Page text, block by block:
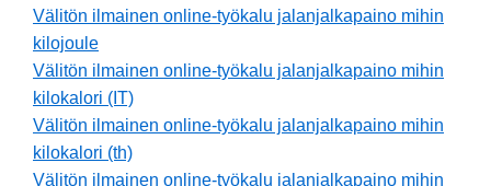
Välitön ilmainen online-työkalu jalanjalkapaino mihin
kilojoule
Välitön ilmainen online-työkalu jalanjalkapaino mihin
kilokalori (IT)
Välitön ilmainen online-työkalu jalanjalkapaino mihin
kilokalori (th)
Välitön ilmainen online-työkalu jalanjalkapaino mihin